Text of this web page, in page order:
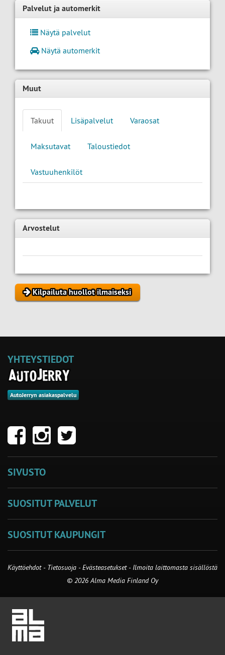
Palvelut ja automerkit
Näytä palvelut
Näytä automerkit
Muut
Takuut Lisäpalvelut Varaosat
Maksutavat Taloustiedot
Vastuuhenkilöt
Arvostelut
Kilpailuta huollot ilmaiseksi
YHTEYSTIEDOT
AutoJerryn asiakaspalvelu
SIVUSTO
SUOSITUT PALVELUT
SUOSITUT KAUPUNGIT
Käyttöehdot - Tietosuoja -Evästeasetukset- Ilmoita laittomasta sisällöstä
© 2026 Alma Media Finland Oy